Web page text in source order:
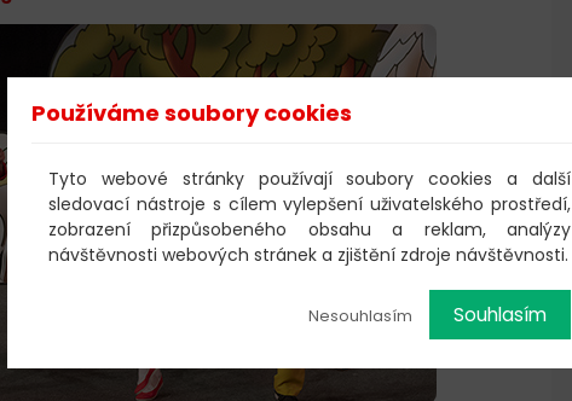
Používáme soubory cookies
Tyto webové stránky používají soubory cookies a další
sledovací nástroje s cílem vylepšení uživatelského prostředí,
zobrazení přizpůsobeného obsahu a reklam, analýzy
návštěvnosti webových stránek a zjištění zdroje návštěvnosti.
Nesouhlasím Souhlasím